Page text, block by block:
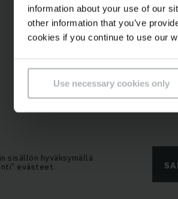
information about your use of our
other information that you’ve
cookies if you continue to use our
Use necessary cookies only
sisällön hyväksymällä
evästeet.